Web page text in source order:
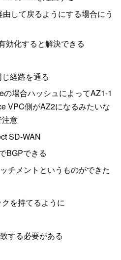
して戻るようにする場合にう
効化すると解決できる
経路を通る
の場合ハッシュによってAZ1-1
VPC側がAZ2になるみたいな
注意
SD-WAN
BGPできる
チメントというものができた
を持てるように
する必要がある